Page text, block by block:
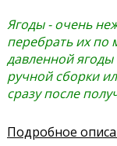
Ягоды - очень
перебрать их по
давленной ягоды
ручной сборки
сразу после
Подробное